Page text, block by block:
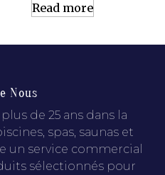
Read more
Nous
de 25 ans dans la
spas, saunas et
un service commercial
sélectionnés pour